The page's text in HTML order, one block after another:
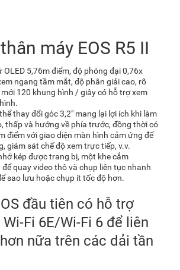
máy EOS R5 II
OLED 5,76m điểm, độ phóng đại 0,76x
ngang tầm mắt, độ phân giải cao, rõ
120 khung hình / giây có hỗ trợ xem
thay đổi góc 3,2" mang lại lợi ích khi làm
thấp và hướng về phía trước, đồng thời có
điểm với giao diện màn hình cảm ứng để
giám sát chế độ xem trực tiếp, v.v.
kép được trang bị, một khe cắm
để quay video thô và chụp liên tục nhanh
sao lưu hoặc chụp ít tốc độ hơn.
đầu tiên có hỗ trợ
Fi 6E/Wi-Fi 6 để liên
nữa trên các dải tần